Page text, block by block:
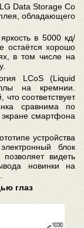
Data Storage Co
обладающего
в 5000 кд/
остаётся хорошо
в том числе на
LCoS (Liquid
на кремнии.
соответствует
сравнима по
смартфона
устройства
блок
видеть
новинки на
глаз